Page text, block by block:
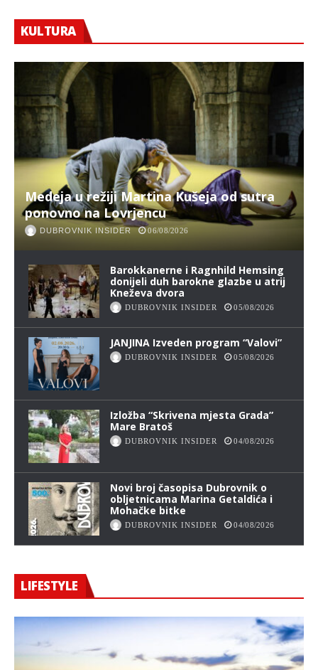
KULTURA
Medeja u režiji Martina Kušeja od sutra
ponovno na Lovrjencu
DUBROVNIK INSIDER 06/08/2026
Barokkanerne i Ragnhild Hemsing
donijeli duh barokne glazbe u atrij
Kneževa dvora
DUBROVNIK INSIDER 05/08/2026
JANJINA Izveden program “Valovi”
DUBROVNIK INSIDER 05/08/2026
Izložba “Skrivena mjesta Grada”
Mare Bratoš
DUBROVNIK INSIDER 04/08/2026
Novi broj časopisa Dubrovnik o
obljetnicama Marina Getaldića i
Mohačke bitke
DUBROVNIK INSIDER 04/08/2026
LIFESTYLE